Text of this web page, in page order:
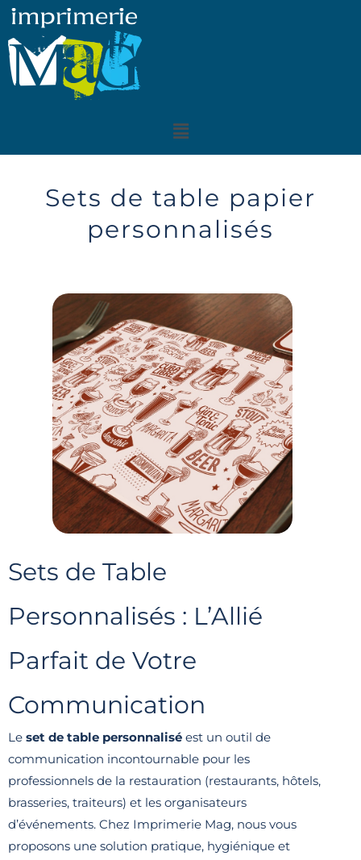
Aller
contenu
Menu
Sets de table papier
personnalisés
Sets de Table
Personnalisés : L’Allié
Parfait de Votre
Communication
Le set de table personnalisé est un outil de
communication incontournable pour les
professionnels de la restauration (restaurants, hôtels,
brasseries, traiteurs) et les organisateurs
d’événements. Chez Imprimerie Mag, nous vous
proposons une solution pratique, hygiénique et